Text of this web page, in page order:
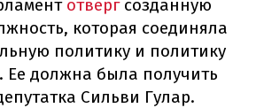
отвергсозданную
которая соединяла
политику и политику
Ее должна была получить
Сильви Гулар.